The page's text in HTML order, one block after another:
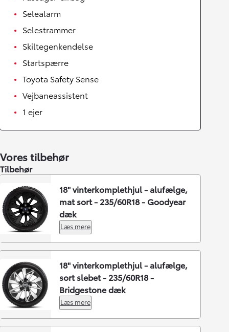
Selealarm
Selestrammer
Skiltegenkendelse
Startspærre
Toyota Safety Sense
Vejbaneassistent
1 ejer
Vores tilbehør
Tilbehør
18" vinterkomplethjul - alufælge,
mat sort - 235/60R18 - Goodyear
dæk
Læs mere
18" vinterkomplethjul - alufælge,
sort slebet - 235/60R18 -
Bridgestone dæk
Læs mere